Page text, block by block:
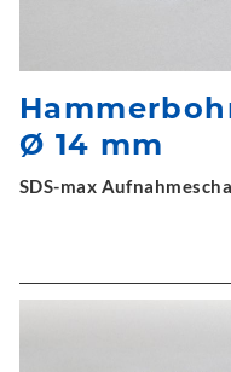
Ø 14 mm
SDS-max